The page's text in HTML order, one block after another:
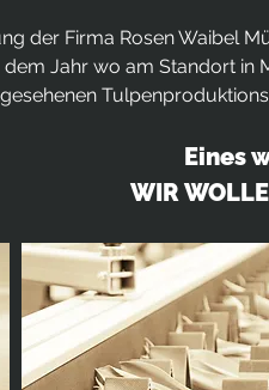
der Firma Rosen Waibel
dem Jahr wo am Standort in
Eines
WIR